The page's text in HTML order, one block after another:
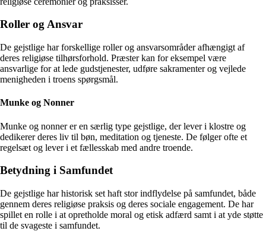
Roller og Ansvar
De gejstlige har forskellige roller og ansvarsområder afhængigt af
deres religiøse tilhørsforhold. Præster kan for eksempel være
ansvarlige for at lede gudstjenester, udføre sakramenter og vejlede
menigheden i troens spørgsmål.
Munke og Nonner
Munke og nonner er en særlig type gejstlige, der lever i klostre og
dedikerer deres liv til bøn, meditation og tjeneste. De følger ofte et
regelsæt og lever i et fællesskab med andre troende.
Betydning i Samfundet
De gejstlige har historisk set haft stor indflydelse på samfundet, både
gennem deres religiøse praksis og deres sociale engagement. De har
spillet en rolle i at opretholde moral og etisk adfærd samt i at yde støtte
til de svageste i samfundet.